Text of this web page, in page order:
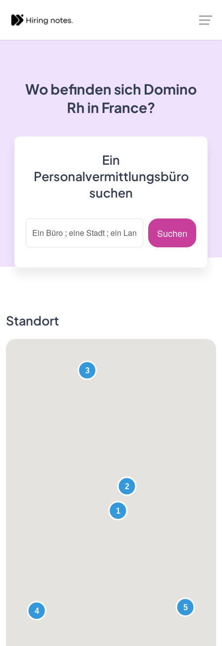
Wo befinden sich Domino
Rh in France?
Ein
Personalvermittlungsbüro
suchen
Suchen
Standort